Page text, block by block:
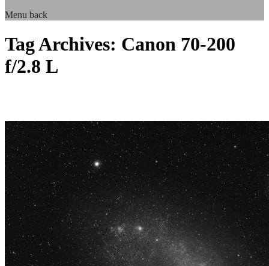
Menu back
Tag Archives: Canon 70-200
f/2.8 L